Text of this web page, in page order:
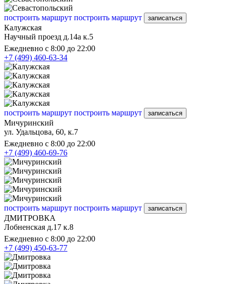
построить маршрут построить маршрут записаться
Калужская
Научный проезд д.14а к.5
Ежедневно с 8:00 до 22:00
+7 (499) 460-63-34
построить маршрут построить маршрут записаться
Мичуринский
ул. Удальцова, 60, к.7
Ежедневно с 8:00 до 22:00
+7 (499) 460-69-76
построить маршрут построить маршрут записаться
ДМИТРОВКА
Лобненская д.17 к.8
Ежедневно с 8:00 до 22:00
+7 (499) 450-63-77